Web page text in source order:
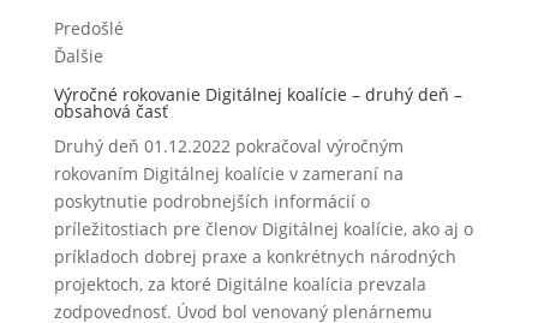
Predošlé
Ďalšie
Výročné rokovanie Digitálnej koalície – druhý deň –
obsahová časť
Druhý deň 01.12.2022 pokračoval výročným
rokovaním Digitálnej koalície v zameraní na
poskytnutie podrobnejších informácií o
príležitostiach pre členov Digitálnej koalície, ako aj o
príkladoch dobrej praxe a konkrétnych národných
projektoch, za ktoré Digitálne koalícia prevzala
zodpovednosť. Úvod bol venovaný plenárnemu